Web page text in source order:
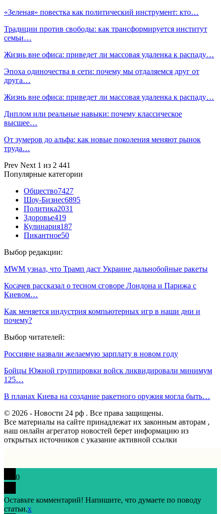
«Зеленая» повестка как политический инструмент: кто…
Традиции против свободы: как трансформируется институт
семьи…
Жизнь вне офиса: приведет ли массовая удаленка к распаду…
Эпоха одиночества в сети: почему мы отдаляемся друг от
друга…
Жизнь вне офиса: приведет ли массовая удаленка к распаду…
Диплом или реальные навыки: почему классическое
высшее…
От зумеров до альфа: как новые поколения меняют рынок
труда…
Prev Next 1 из 2 441
Популярные категории
Общество7427
Шоу-Бизнес6895
Политика2031
Здоровье419
Кулинария187
Пикантное50
Выбор редакции:
MWM узнал, что Трамп даст Украине дальнобойные ракеты
Косачев рассказал о тесном сговоре Лондона и Парижа с
Киевом…
Как меняется индустрия компьютерных игр в наши дни и
почему?
Выбор читателей:
Россияне назвали желаемую зарплату в новом году
Бойцы Южной группировки войск ликвидировали минимум
125…
В планах Киева на создание ракетного оружия могла быть…
© 2026 - Новости 24 рф . Все права защищены.
Все материалы на сайте принадлежат их законным авторам ,
наш онлайн агрегатор новостей берет информацию из
открытых источников с указание активной ссылки
0
Оставьте комментарий! Напишите, что думаете по поводу
статьи.x